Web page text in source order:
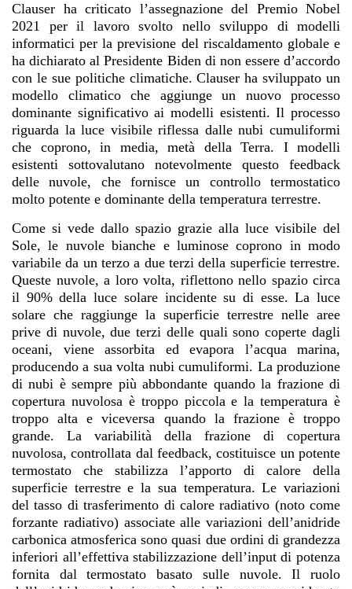
Clauser ha criticato l’assegnazione del Premio Nobel
2021 per il lavoro svolto nello sviluppo di modelli
informatici per la previsione del riscaldamento globale e
ha dichiarato al Presidente Biden di non essere d’accordo
con le sue politiche climatiche. Clauser ha sviluppato un
modello climatico che aggiunge un nuovo processo
dominante significativo ai modelli esistenti. Il processo
riguarda la luce visibile riflessa dalle nubi cumuliformi
che coprono, in media, metà della Terra. I modelli
esistenti sottovalutano notevolmente questo feedback
delle nuvole, che fornisce un controllo termostatico
molto potente e dominante della temperatura terrestre.
Come si vede dallo spazio grazie alla luce visibile del
Sole, le nuvole bianche e luminose coprono in modo
variabile da un terzo a due terzi della superficie terrestre.
Queste nuvole, a loro volta, riflettono nello spazio circa
il 90% della luce solare incidente su di esse. La luce
solare che raggiunge la superficie terrestre nelle aree
prive di nuvole, due terzi delle quali sono coperte dagli
oceani, viene assorbita ed evapora l’acqua marina,
producendo a sua volta nubi cumuliformi. La produzione
di nubi è sempre più abbondante quando la frazione di
copertura nuvolosa è troppo piccola e la temperatura è
troppo alta e viceversa quando la frazione è troppo
grande. La variabilità della frazione di copertura
nuvolosa, controllata dal feedback, costituisce un potente
termostato che stabilizza l’apporto di calore della
superficie terrestre e la sua temperatura. Le variazioni
del tasso di trasferimento di calore radiativo (noto come
forzante radiativo) associate alle variazioni dell’anidride
carbonica atmosferica sono quasi due ordini di grandezza
inferiori all’effettiva stabilizzazione dell’input di potenza
fornita dal termostato basato sulle nuvole. Il ruolo